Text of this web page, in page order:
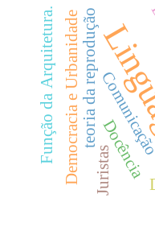
teoria da reprodução
Docência
Democracia e Urbanidade
Função da Arquitetura.
Juristas